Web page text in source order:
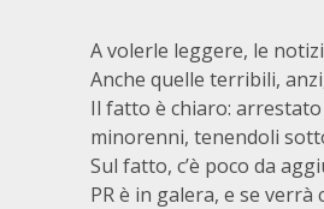
A volerle leggere, le
Anche quelle terribili,
Il fatto è chiaro:
minorenni, tenendoli
Sul fatto, c’è poco da
PR è in galera, e se